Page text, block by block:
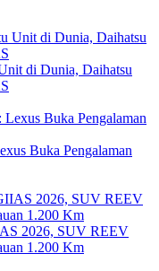
di Dunia, Daihatsu
Buka Pengalaman
2026, SUV REEV
1.200 Km